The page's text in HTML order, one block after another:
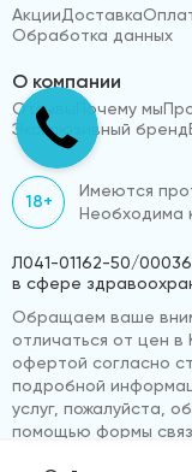
АкцииДоставка
Обработка данных
О компании
Отзывы Почему мы
Эксклюзивный бренд
18+
Имеются
Необходима
Л041-01162-50/
в сфере
Обращаем ваше
отличаться от цен в
офертой согласно
подробной
услуг, пожалуйста,
помощью формы